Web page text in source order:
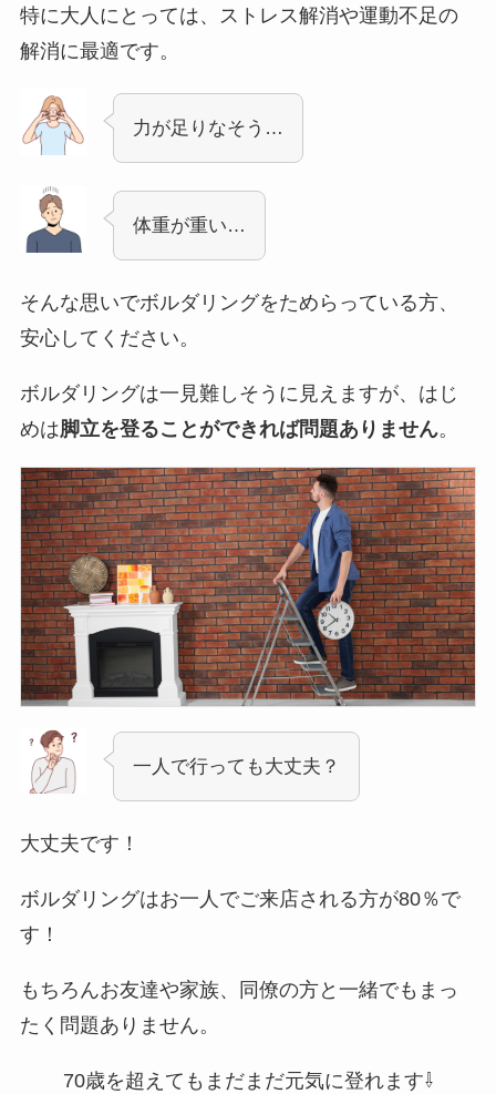
1時間
通常利
￥1,40
￥1,70
￥2,00
貸切利用時間帯(平日)
貸切利用時間帯(土日祝)
貸切最大人数
5人までの料金
6人以上の料金
特に大人にとっては、ストレス解消や運動不足の
解消に最適です。
力が足りなそう…
体重が重い…
そんな思いでボルダリングをためらっている方、
安心してください。
ボルダリングは一見難しそうに見えますが、はじ
めは脚立を登ることができれば問題ありません。
一人で行っても大丈夫？
大丈夫です！
ボルダリングはお一人でご来店される方が80％で
す！
もちろんお友達や家族、同僚の方と一緒でもまっ
たく問題ありません。
70歳を超えてもまだまだ元気に登れます⇩